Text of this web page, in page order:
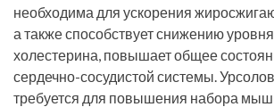
необходима для ускорения
а также способствует снижению
холестерина, повышает общее
сердечно-сосудистой системы.
требуется для повышения набора